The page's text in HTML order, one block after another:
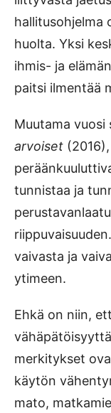
hallitusohjelma
huolta. Yksi
ihmis- ja
paitsi ilmentää
Muutama
arvoiset
tunnistaa ja
vaivasta ja
ytimeen.
Ehkä on niin,
merkitykset
käytön
mato,